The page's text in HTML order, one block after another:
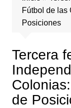
Fútbol de las
Posiciones
Tercera
de